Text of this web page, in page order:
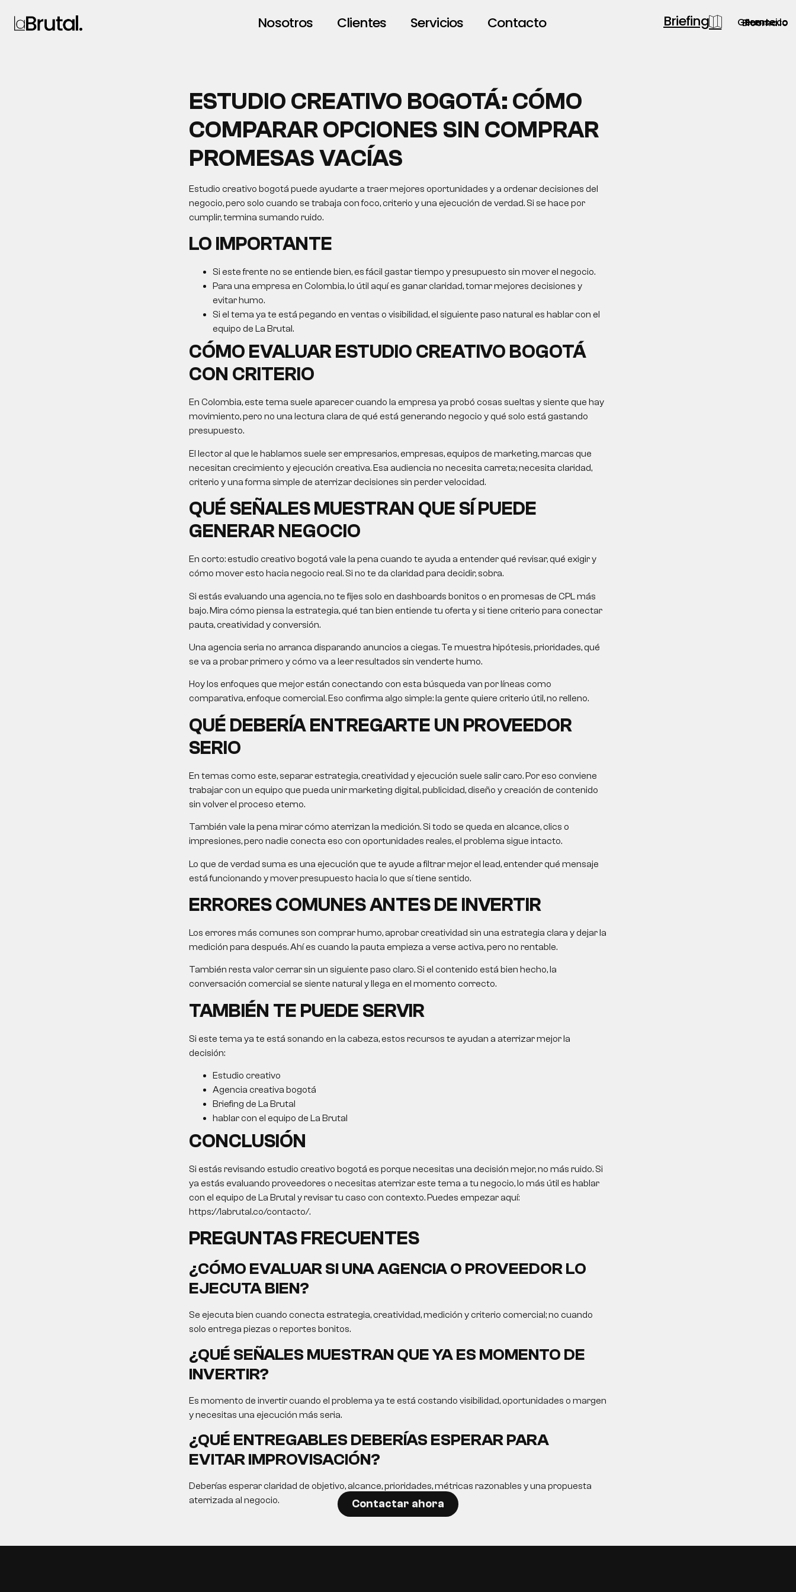
Nosotros Clientes Servicios Contacto Briefing Blooma.io
Semsei.io
Gerente.co
ESTUDIO CREATIVO BOGOTÁ: CÓMO
COMPARAR OPCIONES SIN COMPRAR
PROMESAS VACÍAS
Estudio creativo bogotá puede ayudarte a traer mejores oportunidades y a ordenar decisiones del
negocio, pero solo cuando se trabaja con foco, criterio y una ejecución de verdad. Si se hace por
cumplir, termina sumando ruido.
LO IMPORTANTE
Si este frente no se entiende bien, es fácil gastar tiempo y presupuesto sin mover el negocio.
Para una empresa en Colombia, lo útil aquí es ganar claridad, tomar mejores decisiones y
evitar humo.
Si el tema ya te está pegando en ventas o visibilidad, el siguiente paso natural es hablar con el
equipo de La Brutal.
CÓMO EVALUARESTUDIO CREATIVO BOGOTÁ
CON CRITERIO
En Colombia, este tema suele aparecer cuando la empresa ya probó cosas sueltas y siente que hay
movimiento, pero no una lectura clara de qué está generando negocio y qué solo está gastando
presupuesto.
El lector al que le hablamos suele ser empresarios, empresas, equipos de marketing, marcas que
necesitan crecimiento y ejecución creativa. Esa audiencia no necesita carreta; necesita claridad,
criterio y una forma simple de aterrizar decisiones sin perder velocidad.
QUÉ SEÑALES MUESTRAN QUE SÍ PUEDE
GENERAR NEGOCIO
En corto: estudio creativo bogotá vale la pena cuando te ayuda a entender qué revisar, qué exigir y
cómo mover esto hacia negocio real. Si no te da claridad para decidir, sobra.
Si estás evaluando una agencia, no te fijes solo en dashboards bonitos o en promesas de CPL más
bajo. Mira cómo piensa la estrategia, qué tan bien entiende tu oferta y si tiene criterio para conectar
pauta, creatividad y conversión.
Una agencia seria no arranca disparando anuncios a ciegas. Te muestra hipótesis, prioridades, qué
se va a probar primero y cómo va a leer resultados sin venderte humo.
Hoy los enfoques que mejor están conectando con esta búsqueda van por líneas como
comparativa, enfoque comercial. Eso confirma algo simple: la gente quiere criterio útil, no relleno.
QUÉ DEBERÍA ENTREGARTE UN PROVEEDOR
SERIO
En temas como este, separar estrategia, creatividad y ejecución suele salir caro. Por eso conviene
trabajar con un equipo que pueda unir marketing digital, publicidad, diseño y creación de contenido
sin volver el proceso eterno.
También vale la pena mirar cómo aterrizan la medición. Si todo se queda en alcance, clics o
impresiones, pero nadie conecta eso con oportunidades reales, el problema sigue intacto.
Lo que de verdad suma es una ejecución que te ayude a filtrar mejor el lead, entender qué mensaje
está funcionando y mover presupuesto hacia lo que sí tiene sentido.
ERRORES COMUNES ANTES DE INVERTIR
Los errores más comunes son comprar humo, aprobar creatividad sin una estrategia clara y dejar la
medición para después. Ahí es cuando la pauta empieza a verse activa, pero no rentable.
También resta valor cerrar sin un siguiente paso claro. Si el contenido está bien hecho, la
conversación comercial se siente natural y llega en el momento correcto.
TAMBIÉN TE PUEDE SERVIR
Si este tema ya te está sonando en la cabeza, estos recursos te ayudan a aterrizar mejor la
decisión:
Estudio creativo
Agencia creativa bogotá
Briefing de La Brutal
hablar con el equipo de La Brutal
CONCLUSIÓN
Si estás revisando estudio creativo bogotá es porque necesitas una decisión mejor, no más ruido. Si
ya estás evaluando proveedores o necesitas aterrizar este tema a tu negocio, lo más útil es hablar
con el equipo de La Brutal y revisar tu caso con contexto. Puedes empezar aquí:
https://labrutal.co/contacto/.
PREGUNTAS FRECUENTES
¿CÓMO EVALUAR SI UNA AGENCIA O PROVEEDOR LO
EJECUTA BIEN?
Se ejecuta bien cuando conecta estrategia, creatividad, medición y criterio comercial; no cuando
solo entrega piezas o reportes bonitos.
¿QUÉ SEÑALES MUESTRAN QUE YA ES MOMENTO DE
INVERTIR?
Es momento de invertir cuando el problema ya te está costando visibilidad, oportunidades o margen
y necesitas una ejecución más seria.
¿QUÉ ENTREGABLES DEBERÍAS ESPERAR PARA
EVITAR IMPROVISACIÓN?
Deberías esperar claridad de objetivo, alcance, prioridades, métricas razonables y una propuesta
aterrizada al negocio.
Contactar ahora